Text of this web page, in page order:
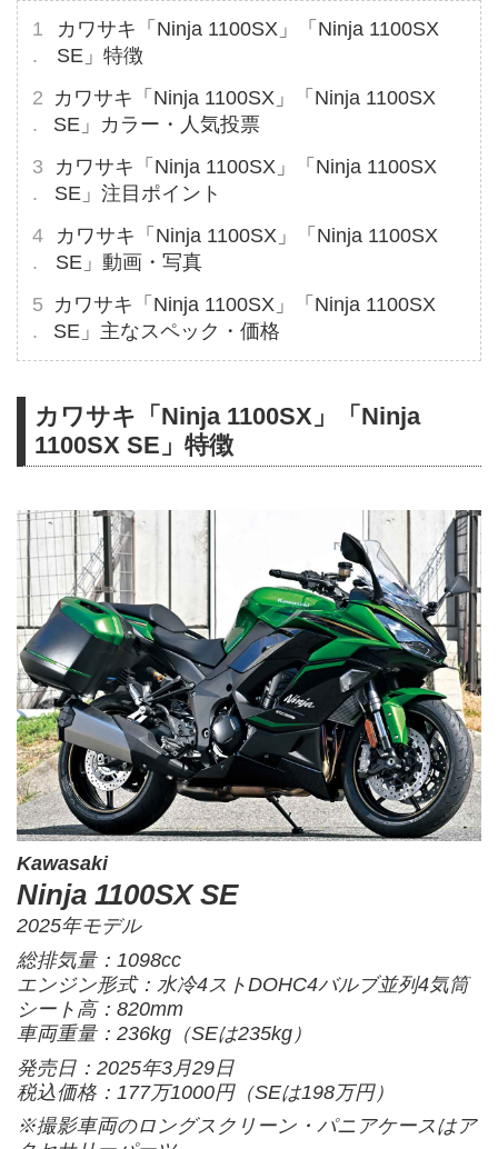
カワサキ「Ninja 1100SX」「Ninja 1100SX
SE」特徴
カワサキ「Ninja 1100SX」「Ninja 1100SX
SE」カラー・人気投票
カワサキ「Ninja 1100SX」「Ninja 1100SX
SE」注目ポイント
カワサキ「Ninja 1100SX」「Ninja 1100SX
SE」動画・写真
カワサキ「Ninja 1100SX」「Ninja 1100SX
SE」主なスペック・価格
カワサキ「Ninja 1100SX」「Ninja
1100SX SE」特徴
Kawasaki
Ninja 1100SX SE
2025年モデル
総排気量：1098cc
エンジン形式：水冷4ストDOHC4バルブ並列4気筒
シート高：820mm
車両重量：236kg（SEは235kg）
発売日：2025年3月29日
税込価格：177万1000円（SEは198万円）
※撮影車両のロングスクリーン・パニアケースはア